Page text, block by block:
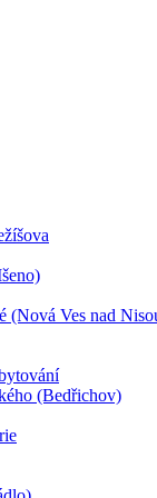
(Nová Ves nad
(Bedřichov)